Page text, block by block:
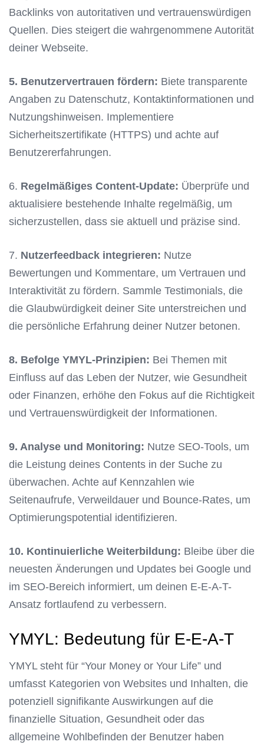
Backlinks von autoritativen und vertrauenswürdigen
Quellen. Dies steigert die wahrgenommene Autorität
deiner Webseite.
5. Benutzervertrauen fördern: Biete transparente
Angaben zu Datenschutz, Kontaktinformationen und
Nutzungshinweisen. Implementiere
Sicherheitszertifikate (HTTPS) und achte auf
Benutzererfahrungen.
6. Regelmäßiges Content-Update: Überprüfe und
aktualisiere bestehende Inhalte regelmäßig, um
sicherzustellen, dass sie aktuell und präzise sind.
7. Nutzerfeedback integrieren: Nutze
Bewertungen und Kommentare, um Vertrauen und
Interaktivität zu fördern. Sammle Testimonials, die
die Glaubwürdigkeit deiner Site unterstreichen und
die persönliche Erfahrung deiner Nutzer betonen.
8. Befolge YMYL-Prinzipien: Bei Themen mit
Einfluss auf das Leben der Nutzer, wie Gesundheit
oder Finanzen, erhöhe den Fokus auf die Richtigkeit
und Vertrauenswürdigkeit der Informationen.
9. Analyse und Monitoring: Nutze SEO-Tools, um
die Leistung deines Contents in der Suche zu
überwachen. Achte auf Kennzahlen wie
Seitenaufrufe, Verweildauer und Bounce-Rates, um
Optimierungspotential identifizieren.
10. Kontinuierliche Weiterbildung: Bleibe über die
neuesten Änderungen und Updates bei Google und
im SEO-Bereich informiert, um deinen E-E-A-T-
Ansatz fortlaufend zu verbessern.
YMYL: Bedeutung für E-E-A-T
YMYL steht für “Your Money or Your Life” und
umfasst Kategorien von Websites und Inhalten, die
potenziell signifikante Auswirkungen auf die
finanzielle Situation, Gesundheit oder das
allgemeine Wohlbefinden der Benutzer haben